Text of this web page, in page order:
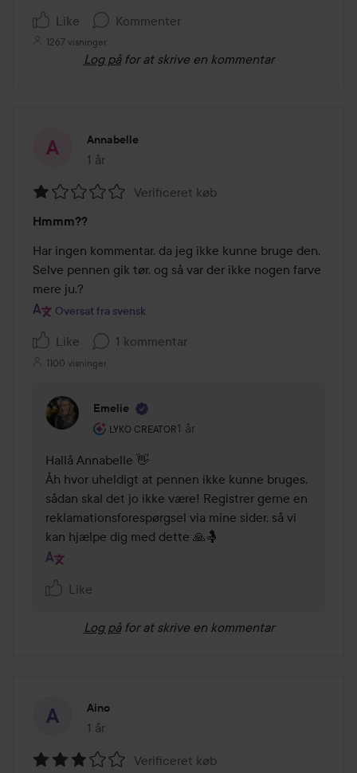
Like
Kommenter
1267 visninger
Log på for at skrive en kommentar
Annabelle
1 år
Posten blev oprettet 1 år
1
ud
af
5
Verificeret køb
Hmmm??
Har ingen kommentar, da jeg ikke kunne bruge den.
Selve pennen gik tør, og så var der ikke nogen farve
mere ju.?
Oversat fra svensk
Like 1 kommentar
1100 visninger
Emelie
LYKO CREATOR
Brugerens rolle: Lyko Creator.
1 år
Kommentaren lades 1 år
Hallå Annabelle 👋
Åh hvor uheldigt at pennen ikke kunne bruges,
sådan skal det jo ikke være! Registrer gerne en
reklamationsforespørgsel via mine sider, så vi
kan hjælpe dig med dette 🙏🤱
Like
Log på for at skrive en kommentar
Aino
1 år
Posten blev oprettet 1 år
Verificeret køb